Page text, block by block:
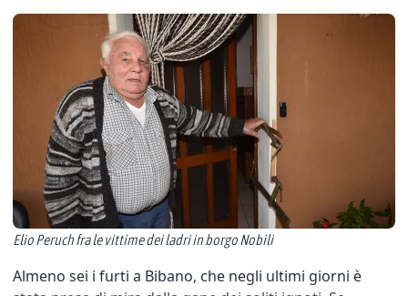
Elio Peruch fra le vittime dei ladri in borgo Nobili
Almeno sei i furti a Bibano, che negli ultimi giorni è